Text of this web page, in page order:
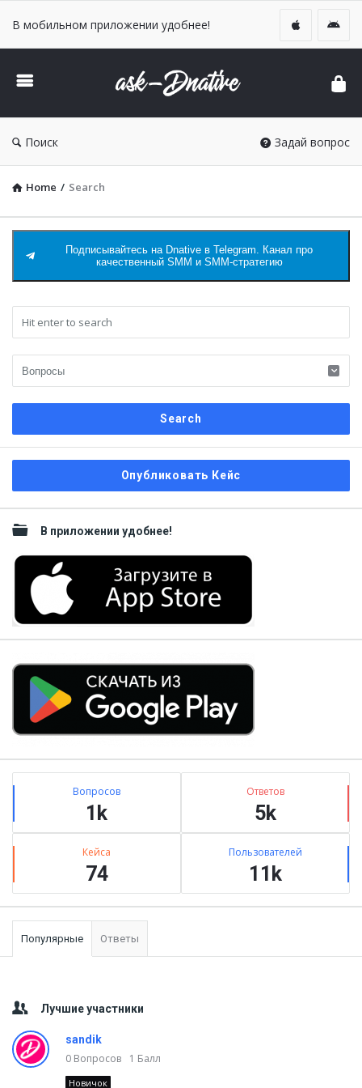
В мобильном приложении удобнее!
Ask
Поиск Задай вопрос
Home / Search
Подписывайтесь на Dnative в Telegram. Канал про
качественный SMM и SMM-стратегию
Sidebar
Опубликовать Кейс
В приложении удобнее!
Stats Вопросов
1k
Ответов
5k
Кейса
74
Пользователей
11k
Популярные Ответы
Лучшие участники
sandik
0 Вопросов 1 Балл
Новичок